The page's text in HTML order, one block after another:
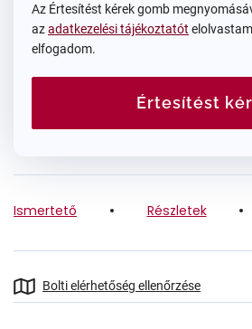
Az Értesítést kérek gomb
azadatkezelési tájékoztatót
elfogadom.
Értesítést
Ismertető Részletek
Bolti elérhetőség ellenőrzése